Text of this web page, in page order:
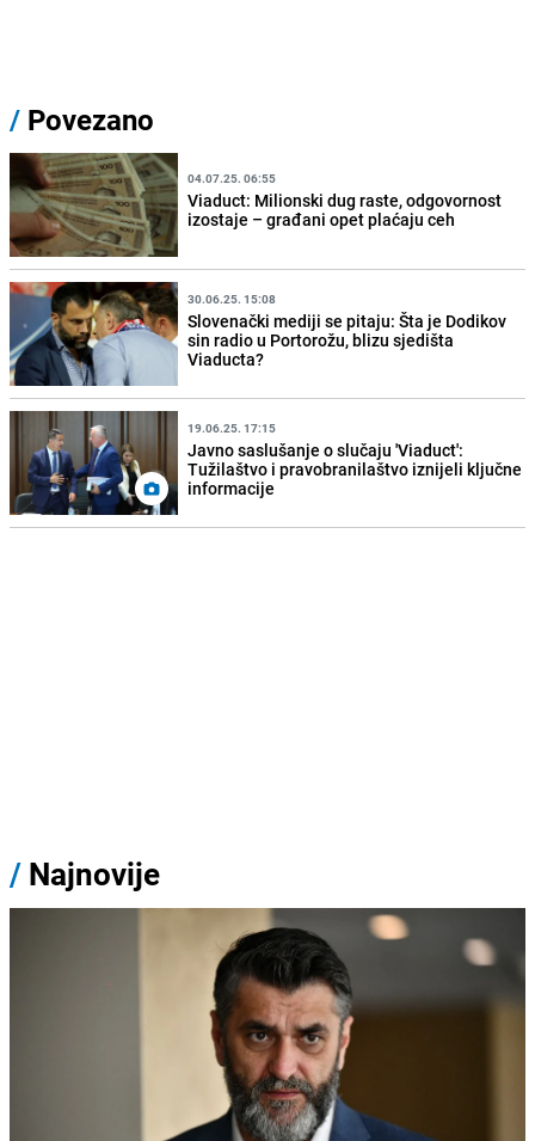
/ Povezano
04.07.25. 06:55
Viaduct: Milionski dug raste, odgovornost
izostaje – građani opet plaćaju ceh
30.06.25. 15:08
Slovenački mediji se pitaju: Šta je Dodikov
sin radio u Portorožu, blizu sjedišta
Viaducta?
19.06.25. 17:15
Javno saslušanje o slučaju 'Viaduct':
Tužilaštvo i pravobranilaštvo iznijeli ključne
informacije
/ Najnovije